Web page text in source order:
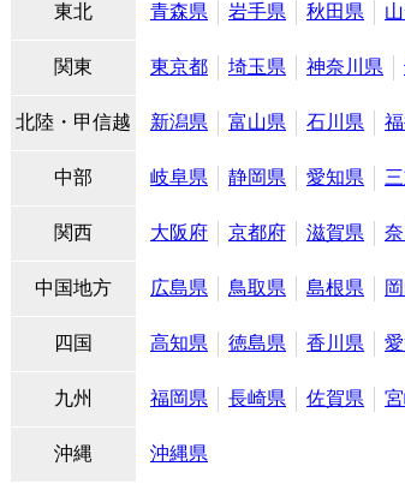
東北 青森県 岩手県 秋田県
関東 東京都 埼玉県 神奈川県
北陸・甲信越 新潟県 富山県 石川県
中部 岐阜県 静岡県 愛知県
関西 大阪府 京都府 滋賀県
中国地方 広島県 鳥取県 島根県
四国 高知県 徳島県 香川県
九州 福岡県 長崎県 佐賀県
沖縄 沖縄県